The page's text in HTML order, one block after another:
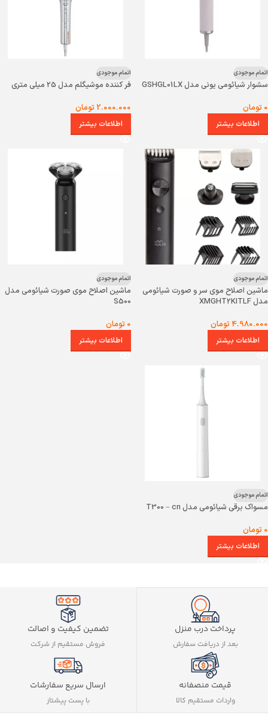
اتمام موجودی
سشوار شیائومی یونی مدل GSHGL01LX
0 تومان
اطلاعات بیشتر
اتمام موجودی
فر کننده موشیگلم مدل 25 میلی متری
2.000.000 تومان
اطلاعات بیشتر
اتمام موجودی
ماشین اصلاح موی سر و صورت شیائومی
مدل XMGHT2KITLF
4.980.000 تومان
اطلاعات بیشتر
اتمام موجودی
ماشین اصلاح موی صورت شیائومی مدل
S500
0 تومان
اطلاعات بیشتر
اتمام موجودی
مسواک برقی شیائومی مدل T300 – cn
0 تومان
اطلاعات بیشتر
پرداخت درب منزل
بعد از دریافت سفارش
قیمت منصفانه
واردات مستقیم کالا
تضمین کیفیت و اصالت
فروش مستقیم از شرکت
ارسال سریع سفارشات
با پست پیشتاز